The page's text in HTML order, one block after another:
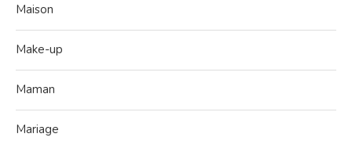
Maison
Make-up
Maman
Mariage